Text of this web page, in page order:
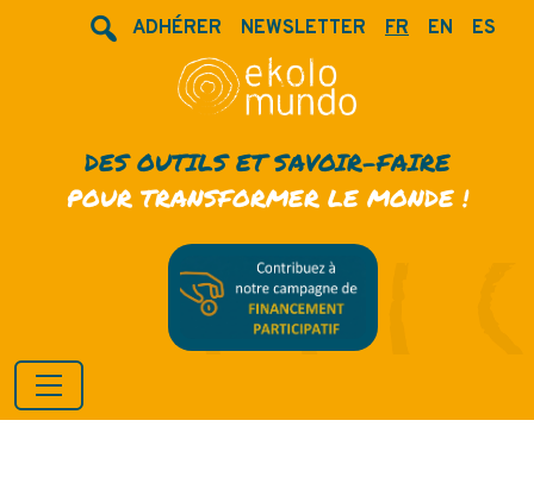
ADHÉRER NEWSLETTER FR EN ES
DES OUTILS ET SAVOIR-FAIRE
POUR TRANSFORMER LE MONDE !